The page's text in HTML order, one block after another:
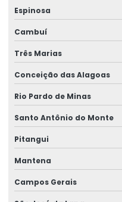
Laudo de insalubridade e
Laudo de perícia de
Laudo de risco ergonômico
Laudo técnico ergonômico
Medicina do trabalho e
Medicina ocupacional
Medicina e segurança do
Medicina e segurança do
Palestras de ergonomia
Espinosa
Cambuí
Três Marias
Conceição das Alagoas
Rio Pardo de Minas
Santo Antônio do Monte
Pitangui
Mantena
Campos Gerais